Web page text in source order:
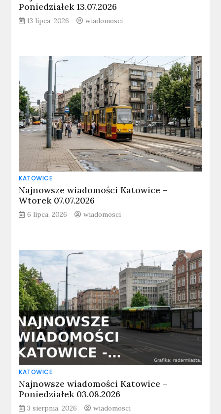
Poniedziałek 13.07.2026
13 lipca, 2026 wiadomosci
KATOWICE
Najnowsze wiadomości Katowice –
Wtorek 07.07.2026
6 lipca, 2026 wiadomosci
KATOWICE
Najnowsze wiadomości Katowice –
Poniedziałek 03.08.2026
3 sierpnia, 2026 wiadomosci